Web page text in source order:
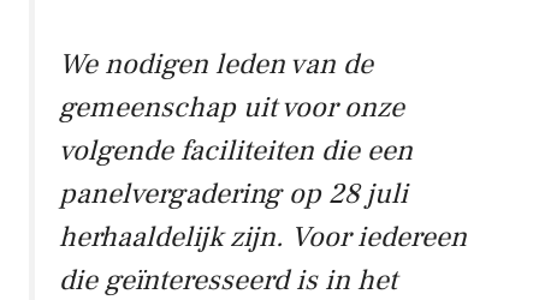
We nodigen leden van de
gemeenschap uit voor onze
volgende faciliteiten die een
panelvergadering op 28 juli
herhaaldelijk zijn. Voor iedereen
die geïnteresseerd is in het